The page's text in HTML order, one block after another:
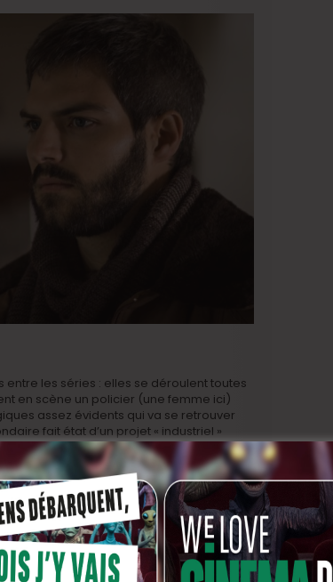
les séries : elles se déroulent toutes
en scène un policier (une femme ici)
assez évidents qui va se retrouver
fait état d’un projet « industriel »
annonce fort alléchante montre que des
ce qui était également une des
un accent flamand prononcé, mais ça
si ?
d’emblée une impression de familiarité.
assez différents. Le pitch itou.